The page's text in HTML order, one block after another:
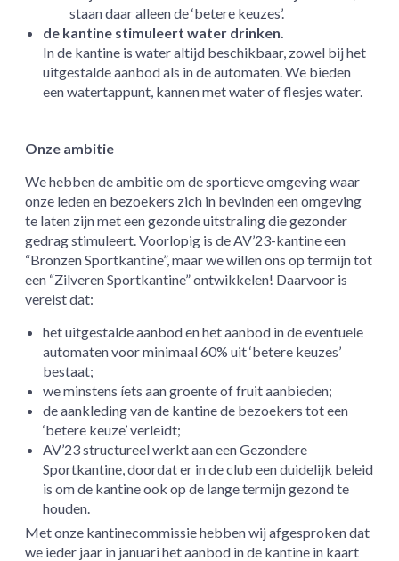
staan daar alleen de ‘betere keuzes’.
de kantine stimuleert water drinken.
In de kantine is water altijd beschikbaar, zowel bij het
uitgestalde aanbod als in de automaten. We bieden
een watertappunt, kannen met water of flesjes water.
Onze ambitie
We hebben de ambitie om de sportieve omgeving waar
onze leden en bezoekers zich in bevinden een omgeving
te laten zijn met een gezonde uitstraling die gezonder
gedrag stimuleert. Voorlopig is de AV’23-kantine een
“Bronzen Sportkantine”, maar we willen ons op termijn tot
een “Zilveren Sportkantine” ontwikkelen! Daarvoor is
vereist dat:
het uitgestalde aanbod en het aanbod in de eventuele
automaten voor minimaal 60% uit ‘betere keuzes’
bestaat;
we minstens íets aan groente of fruit aanbieden;
de aankleding van de kantine de bezoekers tot een
‘betere keuze’ verleidt;
AV’23 structureel werkt aan een Gezondere
Sportkantine, doordat er in de club een duidelijk beleid
is om de kantine ook op de lange termijn gezond te
houden.
Met onze kantinecommissie hebben wij afgesproken dat
we ieder jaar in januari het aanbod in de kantine in kaart